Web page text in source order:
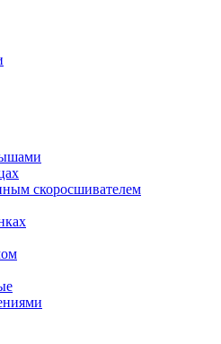
скоросшивателем